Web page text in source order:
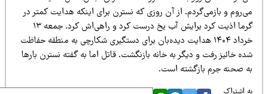
و بازمی‌گردم. از آن روزی که نسترن برای اینکه هدایت کمتر در
گرما اذیت کرد برایش آب یخ درست کرد و راهی‌اش کرد. جمعه ۱۳
خرداد ۱۴۰۴ هدایت دیده‌بان برای دستگیری شکارچی به منطقه حفاظت
خائیز رفت و دیگر به خانه بازنگشت. قاتل اما به گفته نسترن بارها
صحنه جرم بازگشته است.